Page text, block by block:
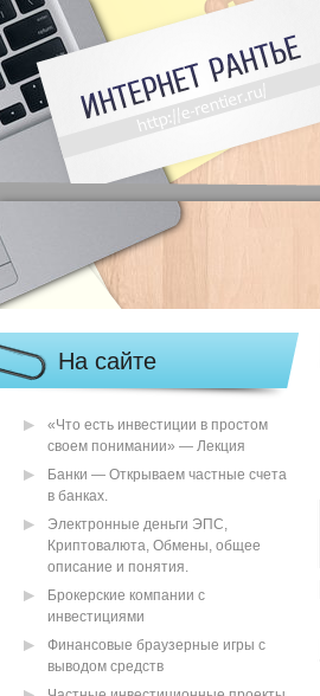
На сайте
«Что есть инвестиции в простом
своем понимании» — Лекция
Банки — Открываем частные счета
в банках.
Электронные деньги ЭПС,
Криптовалюта, Обмены, общее
описание и понятия.
Брокерские компании с
инвестициями
Финансовые браузерные игры с
выводом средств